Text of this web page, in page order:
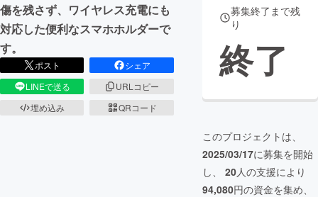
傷を残さず、ワイヤレス充電にも
対応した便利なスマホホルダーで
す。
ポスト
シェア
LINEで送る
URLコピー
埋め込み
QRコード
募集終了まで残
り
終了
このプロジェクトは、
2025/03/17に募集を開始
し、 20人の支援により
94,080円の資金を集め、